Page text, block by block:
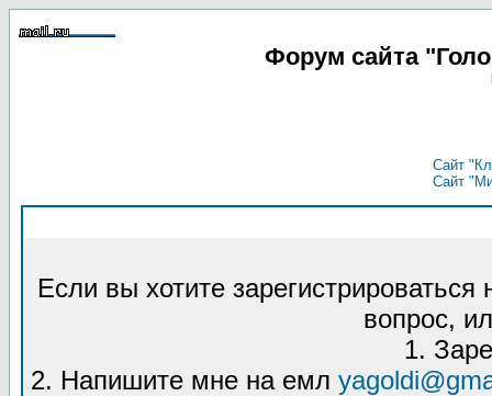
Форум сайта
Сайт
Сайт
Если вы хотите
вопрос,
1.
2. Напишите мне на емл